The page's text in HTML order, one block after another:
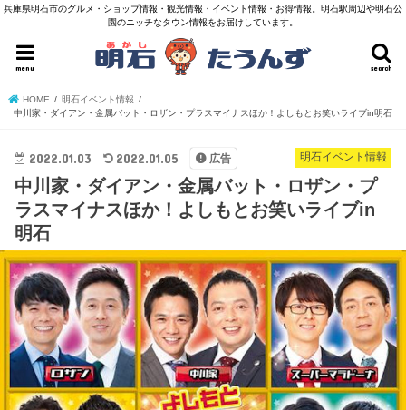
兵庫県明石市のグルメ・ショップ情報・観光情報・イベント情報・お得情報。明石駅周辺や明石公
園のニッチなタウン情報をお届けしています。
search
menu
HOME
明石イベント情報
中川家・ダイアン・金属バット・ロザン・プラスマイナスほか！よしもとお笑いライブin明石
明石イベント情報
2022.01.03 2022.01.05 広告
中川家・ダイアン・金属バット・ロザン・プ
ラスマイナスほか！よしもとお笑いライブin
明石